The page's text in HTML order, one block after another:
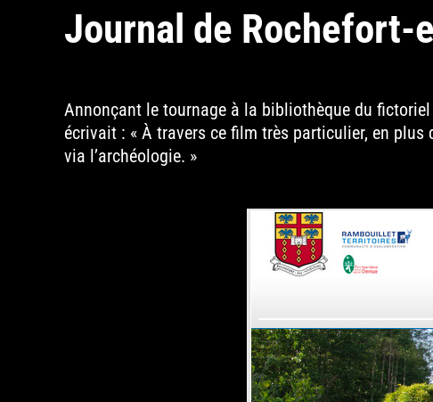
Journal de Rochefort-
Annonçant le tournage à la bibliothèque du
écrivait : « À travers ce film très particulier, en
via l’archéologie. »